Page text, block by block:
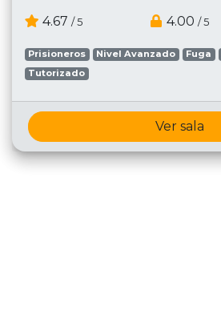
4.67 / 5 4.00 / 5
Prisioneros Nivel Avanzado Fuga
Tutorizado
Ver sala